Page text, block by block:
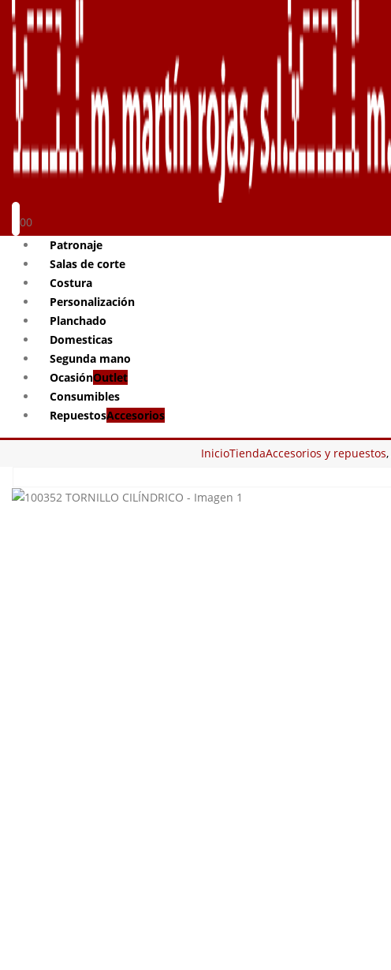
00
Patronaje
Salas de corte
Costura
Personalización
Planchado
Domesticas
Segunda mano
OcasiónOutlet
Consumibles
RepuestosAccesorios
InicioTiendaAccesorios y repuestos,